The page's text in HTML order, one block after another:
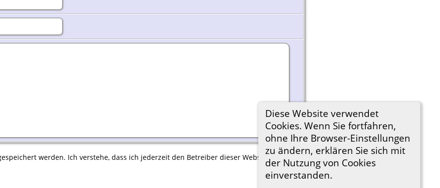
Diese Website verwendet
Cookies. Wenn Sie fortfahren,
ohne Ihre Browser-Einstellungen
zu ändern, erklären Sie sich mit
der Nutzung von Cookies
einverstanden.
werden. Ich verstehe, dass ich jederzeit den Betreiber dieser Website bitten kann, diese Daten zu löschen.